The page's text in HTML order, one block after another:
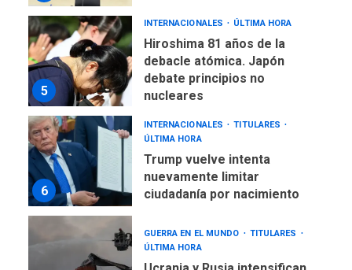
6
TITULARES
Trump vuelve intenta
nuevamente limitar
ciudadanía por nacimiento
7
GUERRA EN EL MUNDO
TITULARES
ÚLTIMA HORA
Ucrania y Rusia intensifican
ofensivas de largo alcance
Instalan carpas metálicas
como terminales